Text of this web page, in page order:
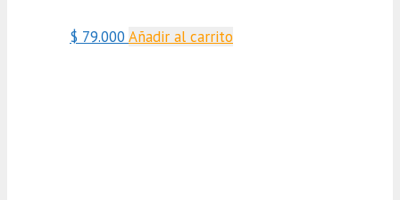
$ 79.000 Añadir al carrito